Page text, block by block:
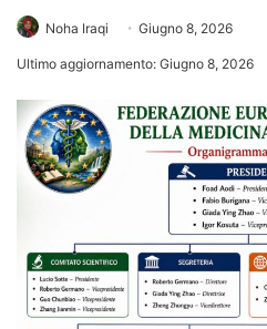
Noha Iraqi Giugno 8, 2026
Ultimo aggiornamento: Giugno 8, 2026